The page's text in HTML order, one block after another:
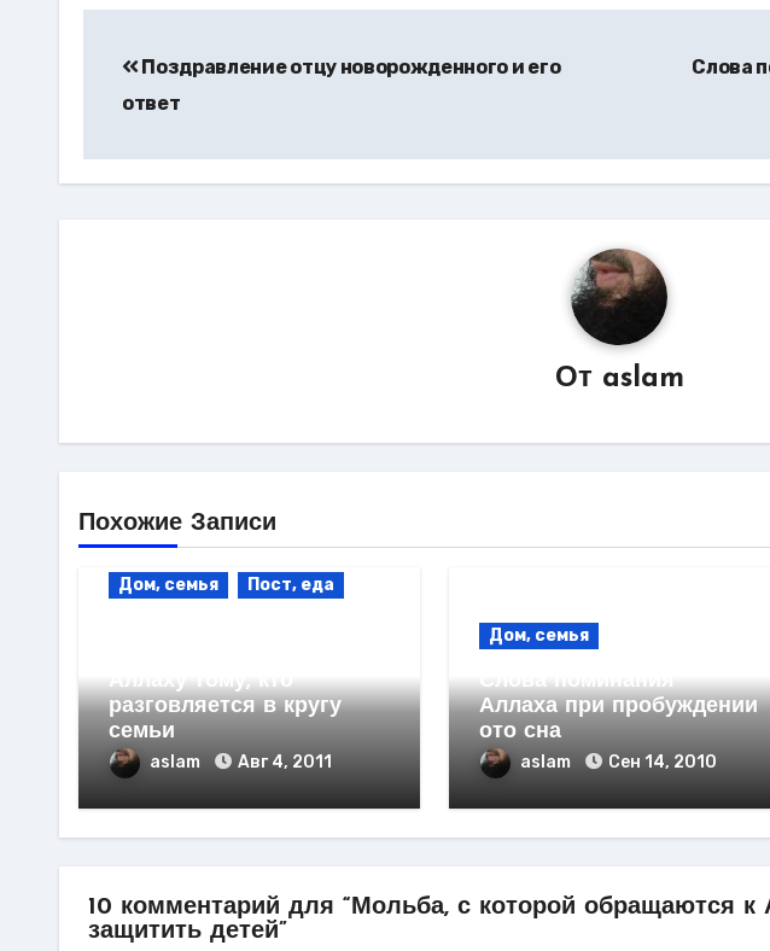
по
записям
Поздравление отцу новорожденного и его
ответ
Слова
От aslam
Похожие Записи
Дом, семья Пост, еда
Аллаху тому, кто
разговляется в кругу
семьи
aslam Авг 4, 2011
Дом, семья
Слова поминания
Аллаха при пробуждении
ото сна
aslam Сен 14, 2010
10 комментарий для “Мольба, с которой обращаются к
защитить детей”